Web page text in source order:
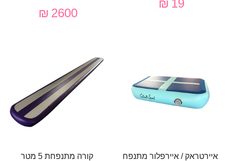
19 ₪
2600 ₪
איירטראק / איירפלור מתנפח
קורה מתנפחת 5 מטר